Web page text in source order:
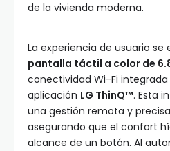
de la vivienda moderna.
La experiencia de usuario
pantalla táctil a color de
conectividad Wi-Fi
aplicación LG ThinQ™. Esta
una gestión remota y
asegurando que el confort
alcance de un botón. Al